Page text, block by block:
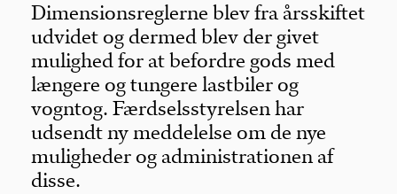
Dimensionsreglerne blev fra årsskiftet
udvidet og dermed blev der givet
mulighed for at befordre gods med
længere og tungere lastbiler og
vogntog. Færdselsstyrelsen har
udsendt ny meddelelse om de nye
muligheder og administrationen af
disse.